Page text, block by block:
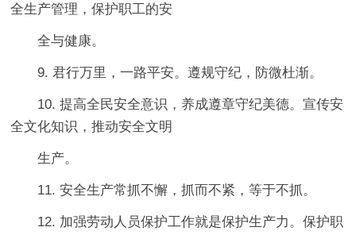
全生产管理，保护职工的安
全与健康。
9. 君行万里，一路平安。遵规守纪，防微杜渐。
10. 提高全民安全意识，养成遵章守纪美德。宣传安
全文化知识，推动安全文明
生产。
11. 安全生产常抓不懈，抓而不紧，等于不抓。
12. 加强劳动人员保护工作就是保护生产力。保护职